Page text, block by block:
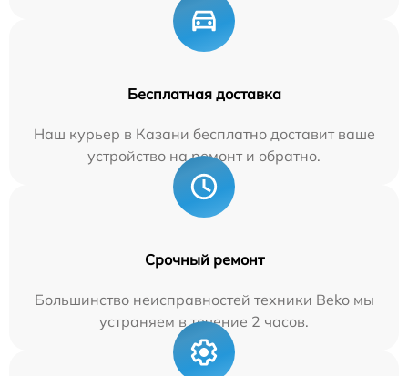
Бесплатная доставка
Наш курьер в Казани бесплатно доставит ваше
устройство на ремонт и обратно.
Срочный ремонт
Большинство неисправностей техники Beko мы
устраняем в течение 2 часов.